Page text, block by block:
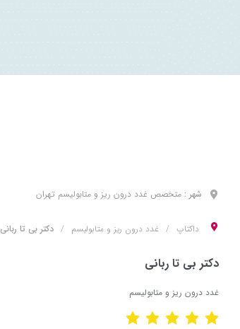
شهر : متخصص غدد درون ریز و متابولیسم تهران
داکتاپ غدد درون ریز و متابولیسم دکتر بی تا ربانی
دکتر بی تا ربانی
غدد درون ریز و متابولیسم